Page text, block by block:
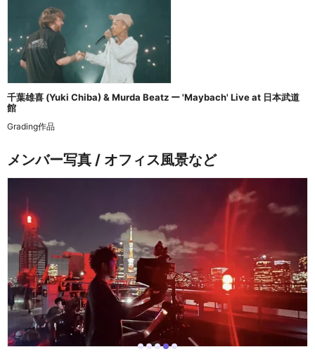
千葉雄喜 (Yuki Chiba) & Murda Beatz ー 'Maybach' Live at 日本武道
館
Grading作品
メンバー写真 / オフィス風景など
i i i i i